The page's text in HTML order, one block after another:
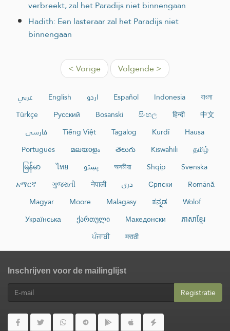
verbreekt, zal het Paradijs niet binnengaan
Hadith: Een lasteraar zal het Paradijs niet
binnengaan
< Vorige Volgende >
عربي English اردو Español Indonesia
বাংলা
Türkçe
Русский Bosanski සිංහල हिन्दी
中文
فارسی
Tiếng Việt Tagalog Kurdî
Hausa
Português
മലയാളം తెలుగు Kiswahili
தமிழ்
မြန်မာ
ไทย پښتو অসমীয়া Shqip
Svenska
አማርኛ
ગુજરાતી नेपाली دری Српски
Română
Magyar
Moore Malagasy ಕನ್ನಡ
Wolof
Українська
ქართული Македонски
ភាសាខ្មែរ
ਪੰਜਾਬੀ
मराठी
Inschrijven voor de mailinglijst
Registratie